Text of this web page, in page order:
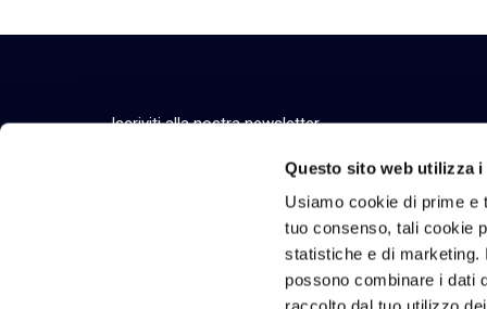
Questo sito web utilizza i
Usiamo cookie di prime e
tuo consenso, tali cookie
statistiche e di marketing.
possono combinare i dati
Iscriviti alla nostra newsletter
Tecnologie e
Tecnologie